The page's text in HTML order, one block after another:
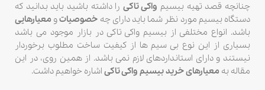
چنانچه قصد تهیه بیسیم واکی تاکی را داشته باشید باید بدانید که
دستگاه بیسیم مورد نظر شما باید دارای چه خصوصیاتو معیارهایی
باشد. انواع مختلفی از بیسیم واکی تاکی در بازار موجود می باشد
بسیاری از این نوع بی سیم ها از کیفیت ساخت مطلوب برخوردار
نیستند و دارای استانداردهای لازم نمی باشد. از همین روی، در این
مقاله به معیارهای خرید بیسیم واکی تاکی اشاره خواهیم داشت.